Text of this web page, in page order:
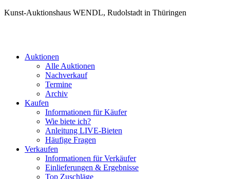
Kunst-Auktionshaus WENDL, Rudolstadt in Thüringen
Auktionen
Alle Auktionen
Nachverkauf
Termine
Archiv
Kaufen
Informationen für Käufer
Wie biete ich?
Anleitung LIVE-Bieten
Häufige Fragen
Verkaufen
Informationen für Verkäufer
Einlieferungen & Ergebnisse
Top Zuschläge